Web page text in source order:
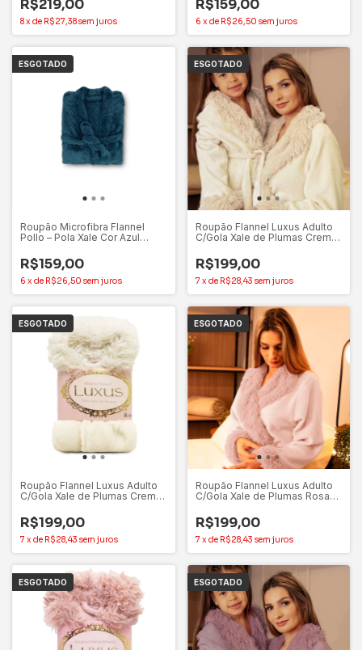
R$219,00
8xde R$27,38sem juros
R$159,00
6 xde R$26,50 sem juros
ESGOTADO
Roupão Microfibra Flannel
Pollo – Pola Xale Cor Azul
R$159,00
6 x de R$26,50 sem juros
ESGOTADO
Roupão Flannel Luxus Adulto
C/Gola Xale de Plumas Creme
R$199,00
7 x de R$28,43 sem juros
ESGOTADO
Roupão Flannel Luxus Adulto
C/Gola Xale de Plumas Creme
R$199,00
7 xde R$28,43 sem juros
ESGOTADO
Roupão Flannel Luxus Adulto
C/Gola Xale de Plumas Rosa
R$199,00
7 xde R$28,43 sem juros
ESGOTADO ESGOTADO